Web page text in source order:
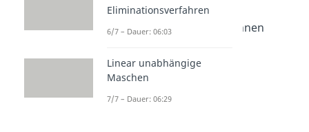
Dauer: 05:27
LED Vorwiderstand berechnen
Widerstand Farbcode
Dauer: 03:32
Generator Physik
Dauer: 04:08
Eliminationsverfahren
6/7 – Dauer: 06:03
Linear unabhängige
Maschen
7/7 – Dauer: 06:29